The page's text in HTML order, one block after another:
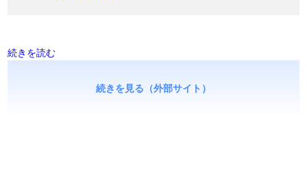
続きを読む
続きを見る（外部サイト）